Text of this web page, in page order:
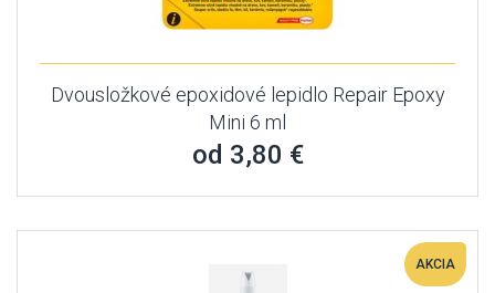
Dvousložkové epoxidové lepidlo Repair Epoxy
Mini 6 ml
od 3,80 €
AKCIA